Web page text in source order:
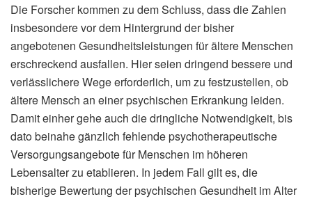
Die Forscher kommen zu dem Schluss, dass die Zahlen
insbesondere vor dem Hintergrund der bisher
angebotenen Gesundheitsleistungen für ältere Menschen
erschreckend ausfallen. Hier seien dringend bessere und
verlässlichere Wege erforderlich, um zu festzustellen, ob
ältere Mensch an einer psychischen Erkrankung leiden.
Damit einher gehe auch die dringliche Notwendigkeit, bis
dato beinahe gänzlich fehlende psychotherapeutische
Versorgungsangebote für Menschen im höheren
Lebensalter zu etablieren. In jedem Fall gilt es, die
bisherige Bewertung der psychischen Gesundheit im Alter